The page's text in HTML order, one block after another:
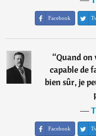
Facebook
“Quand on
capable de
bien sûr, je
―
Facebook